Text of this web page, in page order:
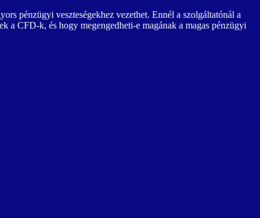
pénzügyi veszteségekhez vezethet. Ennél a szolgáltatónál a
a CFD-k, és hogy megengedheti-e magának a magas pénzügyi